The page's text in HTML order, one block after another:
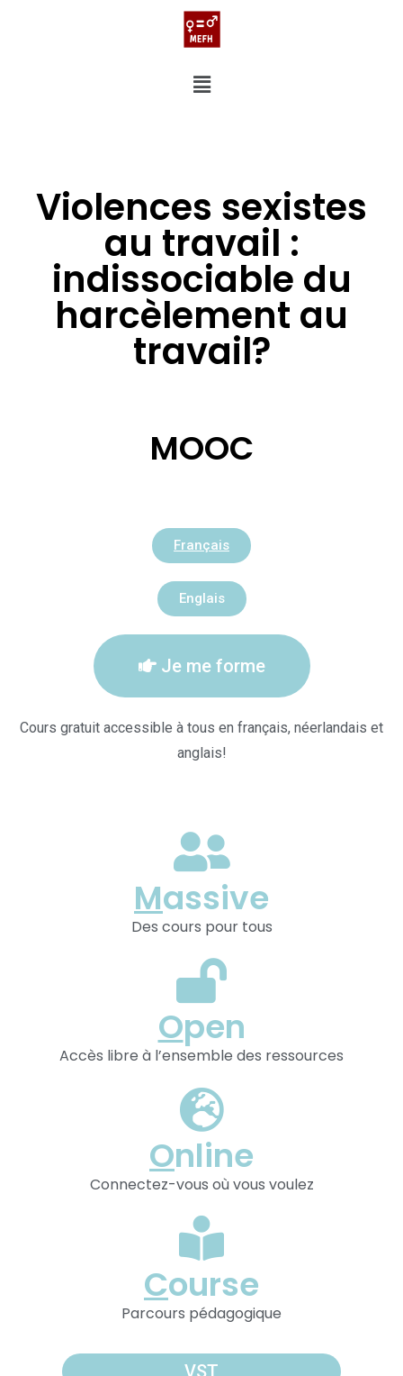
Violences sexistes
au travail :
indissociable du
harcèlement au
travail?
MOOC
Français
Englais
Je me forme
Cours gratuit accessible à tous en français, néerlandais et
anglais!
Massive
Des cours pour tous
Open
Accès libre à l’ensemble des ressources
Online
Connectez-vous où vous voulez
Course
Parcours pédagogique
VST